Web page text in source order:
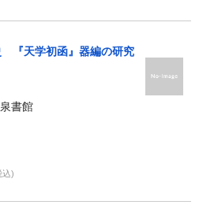
『天学初函』器編の研究
書館
込)